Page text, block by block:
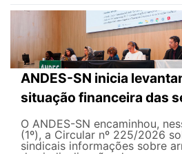
ANDES-SN inicia
situação financeira das
O ANDES-SN encaminhou,
(1º), a Circular nº 225/2026
sindicais informações sobre